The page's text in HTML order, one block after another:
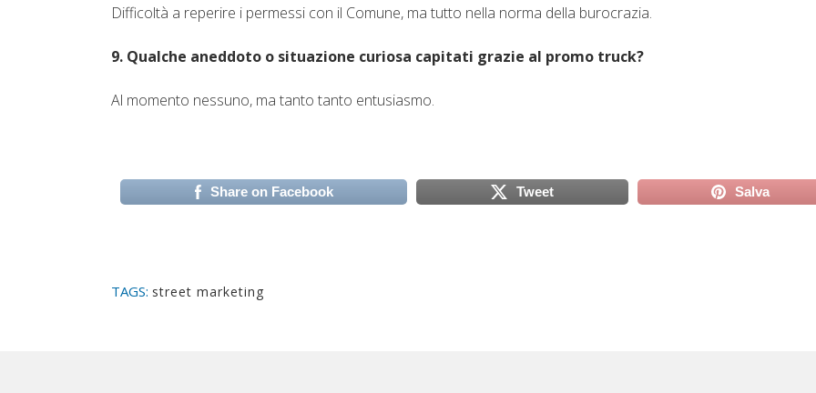
Difficoltà a reperire i permessi con il Comune, ma tutto nella norma della burocrazia.
9. Qualche aneddoto o situazione curiosa capitati grazie al promo truck?
Al momento nessuno, ma tanto tanto entusiasmo.
Share on Facebook
Tweet
Salva
TAGS: street marketing